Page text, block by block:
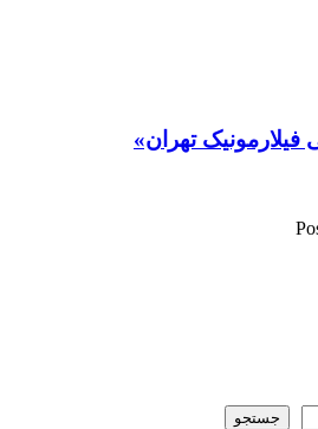
فیلارمونیک تهران»
جستجو